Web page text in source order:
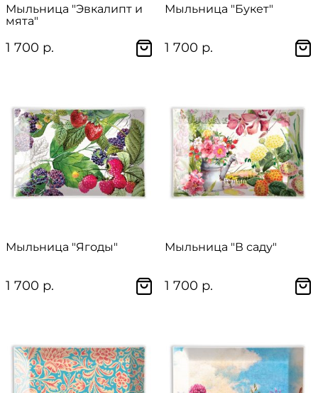
Мыльница "Эвкалипт и
мята"
1 700 р.
Мыльница "Букет"
1 700 р.
Мыльница "Ягоды"
1 700 р.
Мыльница "В саду"
1 700 р.